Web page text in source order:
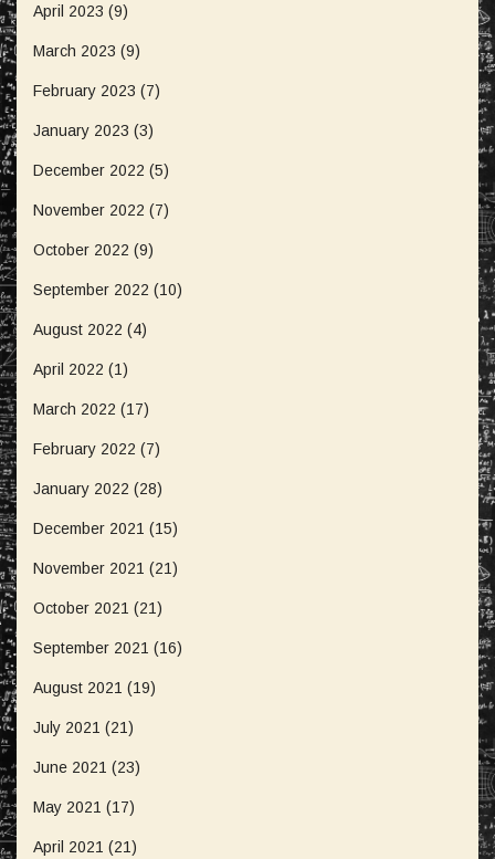
April 2023 (9)
March 2023 (9)
February 2023 (7)
January 2023 (3)
December 2022 (5)
November 2022 (7)
October 2022 (9)
September 2022 (10)
August 2022 (4)
April 2022 (1)
March 2022 (17)
February 2022 (7)
January 2022 (28)
December 2021 (15)
November 2021 (21)
October 2021 (21)
September 2021 (16)
August 2021 (19)
July 2021 (21)
June 2021 (23)
May 2021 (17)
April 2021 (21)